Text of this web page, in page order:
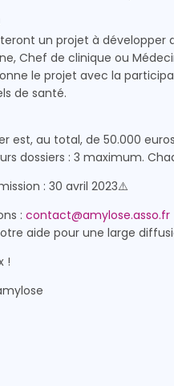
un projet à développer
Chef de clinique ou
le projet avec la
de santé.
est, au total, de 50.000
dossiers : 3 maximum.
: 30 avril 2023⚠️
: contact@amylose.asso.fr
aide pour une large
!